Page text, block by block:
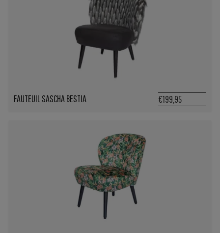
FAUTEUIL SASCHA BESTIA €199,95